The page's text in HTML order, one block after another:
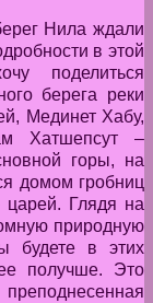
Нила ждали
в этой
поделиться
берега реки
Мединет Хабу,
Хатшепсут –
горы, на
домом гробниц
Глядя на
природную
будете в этих
получше. Это